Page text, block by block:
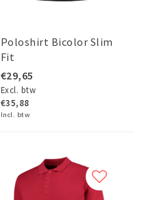
Poloshirt Bicolor Slim
Fit
€29,65
Excl. btw
€35,88
Incl. btw